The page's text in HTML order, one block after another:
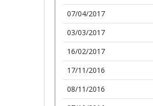
07/04/2017
03/03/2017
16/02/2017
17/11/2016
08/11/2016